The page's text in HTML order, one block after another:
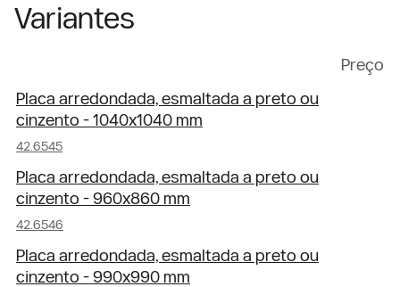
Variantes
Preço
Placa arredondada, esmaltada a preto ou
cinzento - 1040x1040 mm
42.6545
Placa arredondada, esmaltada a preto ou
cinzento - 960x860 mm
42.6546
Placa arredondada, esmaltada a preto ou
cinzento - 990x990 mm